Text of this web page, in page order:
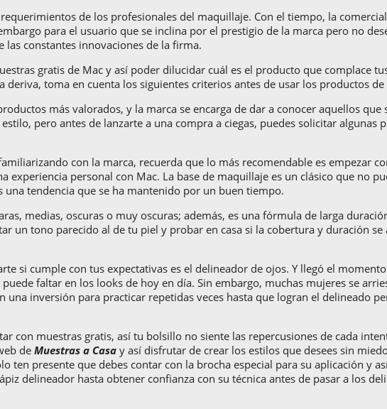
de los profesionales del maquillaje. Con el tiempo, la
para el usuario que se inclina por el prestigio de la marca pero no
constantes innovaciones de la firma.
gratis de Mac y así poder dilucidar cuál es el producto que complace
toma en cuenta los siguientes criterios antes de usar los productos de
más valorados, y la marca se encarga de dar a conocer aquellos que
pero antes de lanzarte a una compra a ciegas, puedes solicitar algunas
con la marca, recuerda que lo más recomendable es empezar
personal con Mac. La base de maquillaje es un clásico que no
una tendencia que se ha mantenido por un buen tiempo.
medias, oscuras o muy oscuras; además, es una fórmula de larga
un tono parecido al de tu piel y probar en casa si la cobertura y duración
si cumple con tus expectativas es el delineador de ojos. Y llegó el
faltar en los looks de hoy en día. Sin embargo, muchas mujeres se
una inversión para practicar repetidas veces hasta que logran el delineado
con muestras gratis, así tu bolsillo no siente las repercusiones de cada
deMuestras a Casa y así disfrutar de crear los estilos que desees sin
ten presente que debes contar con la brocha especial para su aplicación y
delineador hasta obtener confianza con su técnica antes de pasar a los